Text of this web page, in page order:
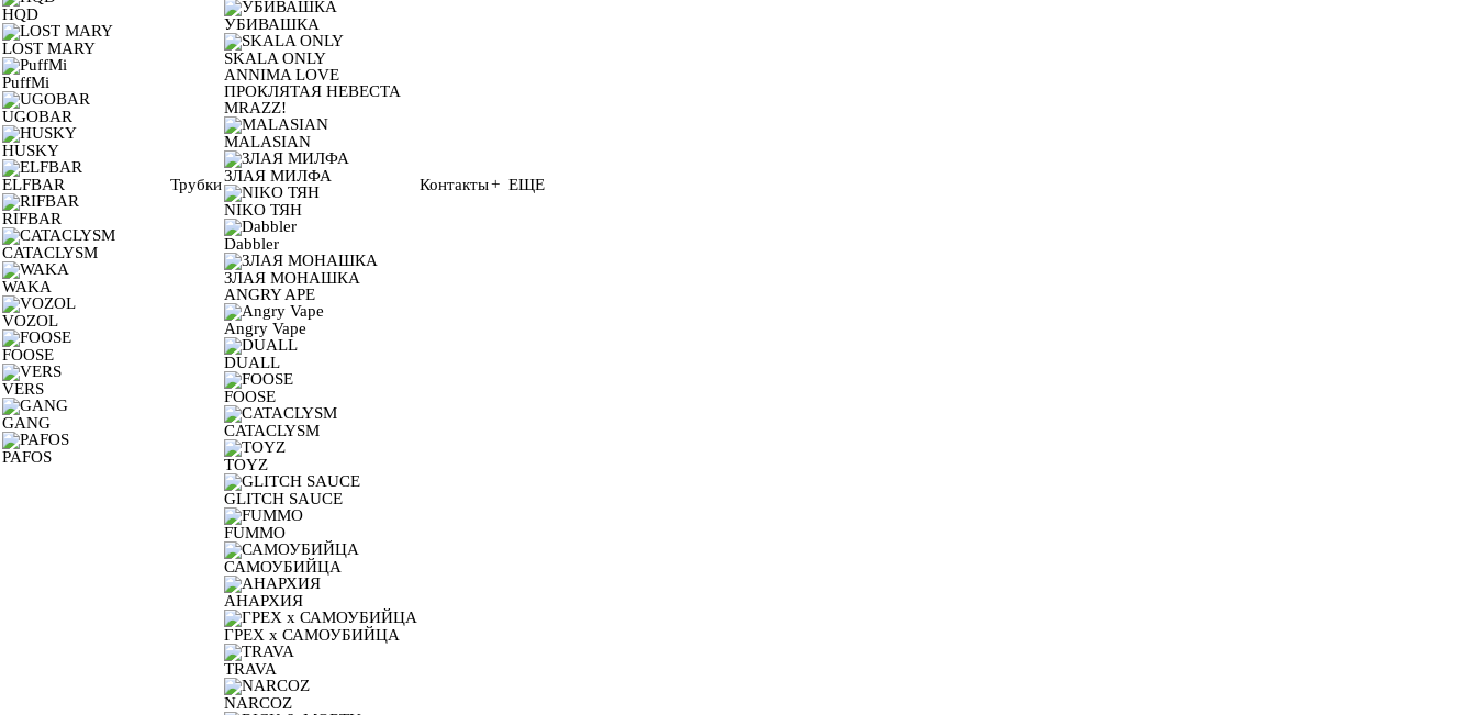
HQD
LOST MARY
PuffMi
UGOBAR
HUSKY
ELFBAR
RIFBAR
CATACLYSM
WAKA
VOZOL
FOOSE
VERS
GANG
PAFOS
Трубки
УБИВАШКА
SKALA ONLY
ANNIMA LOVE
ПРОКЛЯТАЯ НЕВЕСТА
MRAZZ!
MALASIAN
ЗЛАЯ МИЛФА
NIKO ТЯН
Dabbler
ЗЛАЯ МОНАШКА
ANGRY APE
Angry Vape
DUALL
FOOSE
CATACLYSM
TOYZ
GLITCH SAUCE
FUMMO
САМОУБИЙЦА
АНАРХИЯ
ГРЕХ х САМОУБИЙЦА
TRAVA
NARCOZ
Контакты+ ЕЩЕ